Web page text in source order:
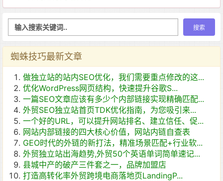
蜘蛛技巧最新文章
做独立站的站内SEO优化，我们需要重点修改的这...
优化WordPress网页结构，快速提升谷歌S...
一篇SEO文章应该有多少个内部链接实现精确匹配...
外贸SEO独立站首页TDK优化指南，为您吸引来...
一个好的URL，可以提升网站排名、建立信任、促...
网站内部链接的四大核心价值，网站内链自查表
GEO时代的外链的新打法，精准场景匹配+行业软...
外贸独立站出海趋势,外贸50个英语单词简单速记...
县城中产的破产三件套之一，品牌加盟店
打造高转化率外贸跨境电商落地页LandingP...